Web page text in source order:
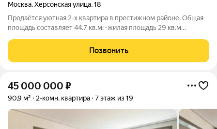
Москва,Херсонская улица,18
Продаётся уютная 2-х квартира в престижном районе. Общая
площадь составляет 44.7 кв.м: -жилая площадь 29 кв.м
-прихожая В квартире выполнен классический ремонт.
Стеклопакеты на окнах,
Позвонить
45 000 000 ₽
90,9 м² 2-комн. квартира 7 этаж из 19